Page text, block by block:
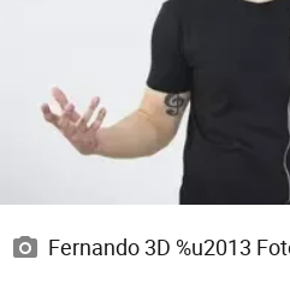
Fernando 3D %u2013